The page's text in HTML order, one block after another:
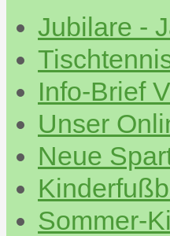
Jubilare -
Info-Brief
Unser
Neue
Sommer-